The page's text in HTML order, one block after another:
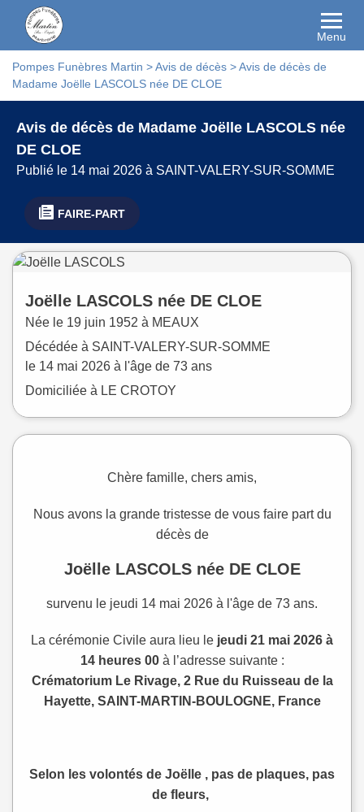
Menu
Pompes Funèbres Martin >Avis de décès >Avis de décès de
Madame Joëlle LASCOLS née DE CLOE
Avis de décès de Madame Joëlle LASCOLS née
DE CLOE
Publié le 14 mai 2026 à SAINT-VALERY-SUR-SOMME
FAIRE-PART
Joëlle LASCOLS née DE CLOE
Née le 19 juin 1952 à MEAUX
Décédée à SAINT-VALERY-SUR-SOMME
le 14 mai 2026 à l'âge de 73 ans
Domiciliée à LE CROTOY
Chère famille, chers amis,
Nous avons la grande tristesse de vous faire part du
décès de
Joëlle LASCOLS née DE CLOE
survenu le jeudi 14 mai 2026 à l'âge de 73 ans.
La cérémonie Civile aura lieu le jeudi 21 mai 2026 à
14 heures 00à l’adresse suivante :
Crématorium Le Rivage, 2 Rue du Ruisseau de la
Hayette, SAINT-MARTIN-BOULOGNE, France
Selon les volontés de Joëlle , pas de plaques, pas
de fleurs,